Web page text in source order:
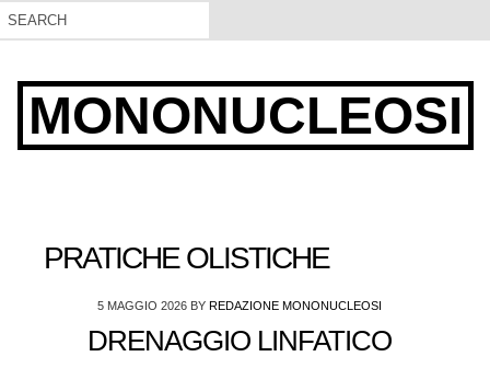
MONONUCLEOSI
PRATICHE OLISTICHE
5 MAGGIO 2026 BY REDAZIONE MONONUCLEOSI
DRENAGGIO LINFATICO